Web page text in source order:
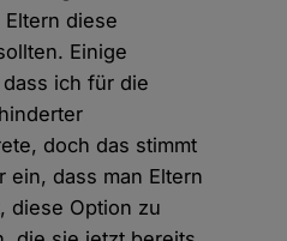
diese
Einige
ich für die
doch das stimmt
ein, dass man Eltern
diese Option zu